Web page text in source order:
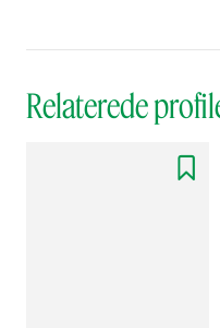
Relaterede
